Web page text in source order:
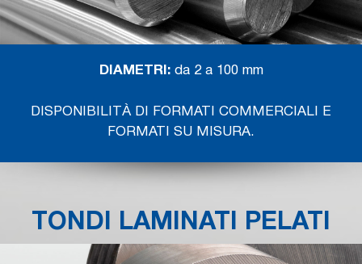
DIAMETRI:da 2 a 100 mm
DISPONIBILITÀ DI FORMATI COMMERCIALI E
FORMATI SU MISURA.
TONDI LAMINATI PELATI